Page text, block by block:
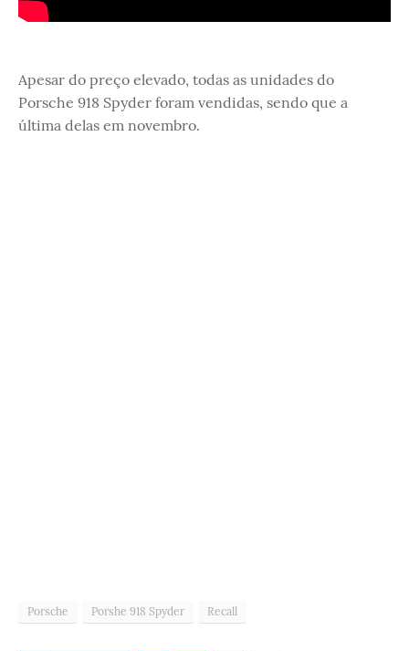
Apesar do preço elevado, todas as unidades do
Porsche 918 Spyder foram vendidas, sendo que a
última delas em novembro.
Porsche Porshe 918 Spyder Recall